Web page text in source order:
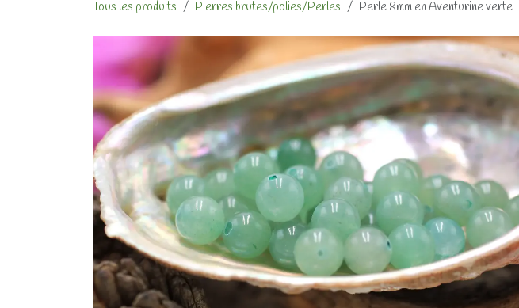
Tous les produits Pierres brutes/polies/Perles Perle 8mm en Aventurine verte